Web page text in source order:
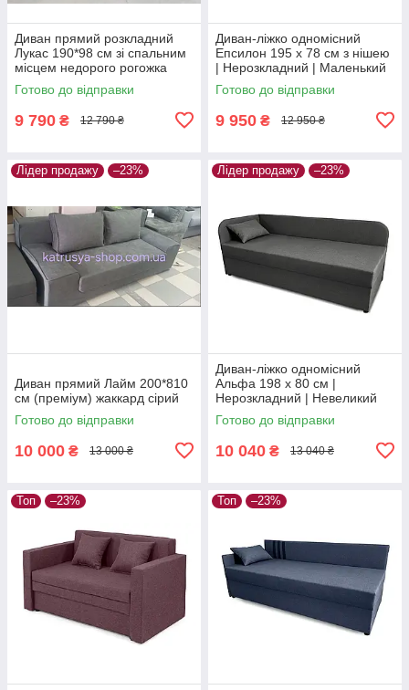
Диван прямий розкладний
Лукас 190*98 см зі спальним
місцем недорого рогожка
сірий
Готово до відправки
9 790 ₴ 12 790 ₴
Диван-ліжко одномісний
Епсилон 195 х 78 см з нішею
| Нерозкладний | Маленький
диван для щоденного сну |
сірий
Готово до відправки
9 950 ₴ 12 950 ₴
Лідер продажу –23%
Диван прямий Лайм 200*810
см (преміум) жаккард сірий
Готово до відправки
10 000 ₴ 13 000 ₴
Лідер продажу –23%
Диван-ліжко одномісний
Альфа 198 х 80 см |
Нерозкладний | Невеликий
диван для щоденного сну |
рогожка, сірий, лівий
Готово до відправки
10 040 ₴ 13 040 ₴
Топ –23% Топ –23%